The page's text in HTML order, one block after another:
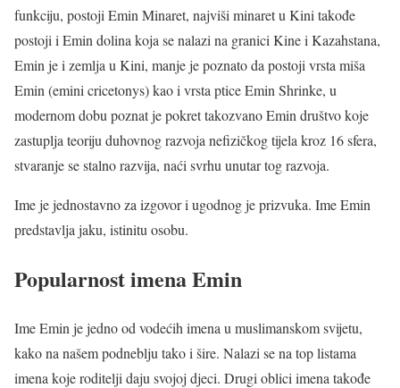
funkciju, postoji Emin Minaret, najviši minaret u Kini takođe
postoji i Emin dolina koja se nalazi na granici Kine i Kazahstana,
Emin je i zemlja u Kini, manje je poznato da postoji vrsta miša
Emin (emini cricetonys) kao i vrsta ptice Emin Shrinke, u
modernom dobu poznat je pokret takozvano Emin društvo koje
zastuplja teoriju duhovnog razvoja nefizičkog tijela kroz 16 sfera,
stvaranje se stalno razvija, naći svrhu unutar tog razvoja.
Ime je jednostavno za izgovor i ugodnog je prizvuka. Ime Emin
predstavlja jaku, istinitu osobu.
Popularnost imena Emin
Ime Emin je jedno od vodećih imena u muslimanskom svijetu,
kako na našem podneblju tako i šire. Nalazi se na top listama
imena koje roditelji daju svojoj djeci. Drugi oblici imena takođe